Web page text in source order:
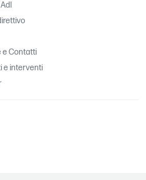
e Contatti
e interventi